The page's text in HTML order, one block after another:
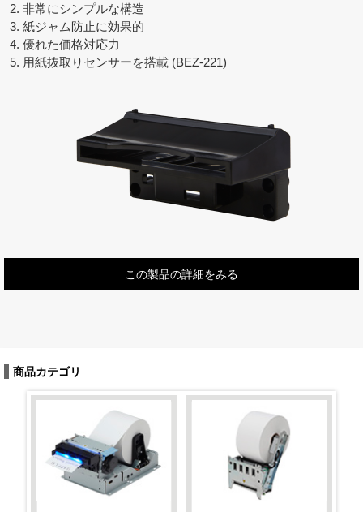
非常にシンプルな構造
紙ジャム防止に効果的
優れた価格対応力
用紙抜取りセンサーを搭載 (BEZ-221)
この製品の詳細をみる
商品カテゴリ